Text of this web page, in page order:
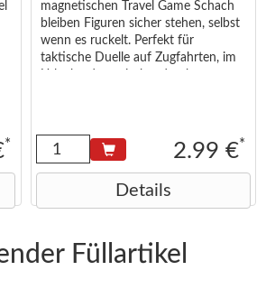
*
magnetischen Travel Game Schach
bleiben Figuren sicher stehen, selbst
wenn es ruckelt. Perfekt für
taktische Duelle auf Zugfahrten, im
2.99 €*
Details
Füllartikel